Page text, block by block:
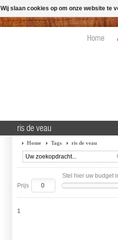
Home
ris de veau
Home Tags ris de veau
Stel hier uw budget
Prijs
1
Wij slaan cookies op om onze website te